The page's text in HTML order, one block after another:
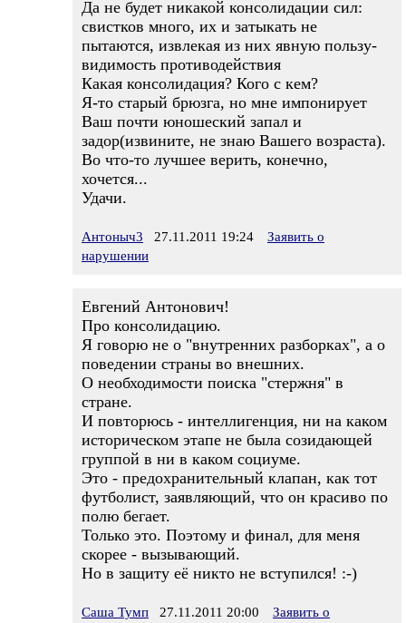
Да не будет никакой консолидации сил:
свистков много, их и затыкать не
пытаются, извлекая из них явную пользу-
видимость противодействия
Какая консолидация? Кого с кем?
Я-то старый брюзга, но мне импонирует
Ваш почти юношеский запал и
задор(извините, не знаю Вашего возраста).
Во что-то лучшее верить, конечно,
хочется...
Удачи.
Антоныч3 27.11.2011 19:24
Заявить о
нарушении
Евгений Антонович!
Про консолидацию.
Я говорю не о "внутренних разборках", а о
поведении страны во внешних.
О необходимости поиска "стержня" в
стране.
И повторюсь - интеллигенция, ни на каком
историческом этапе не была созидающей
группой в ни в каком социуме.
Это - предохранительный клапан, как тот
футболист, заявляющий, что он красиво по
полю бегает.
Только это. Поэтому и финал, для меня
скорее - вызывающий.
Но в защиту её никто не вступился! :-)
Саша Тумп 27.11.2011 20:00
Заявить о